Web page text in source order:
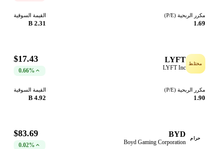
مكرر الربحية (P/E)
1.69
القيمة السوقية
2.31 B
مختلط LYFT
LYFT Inc
$17.43
0.66%
مكرر الربحية (P/E)
1.90
القيمة السوقية
4.92 B
حرام BYD
Boyd Gaming Corporation
$83.69
0.02%